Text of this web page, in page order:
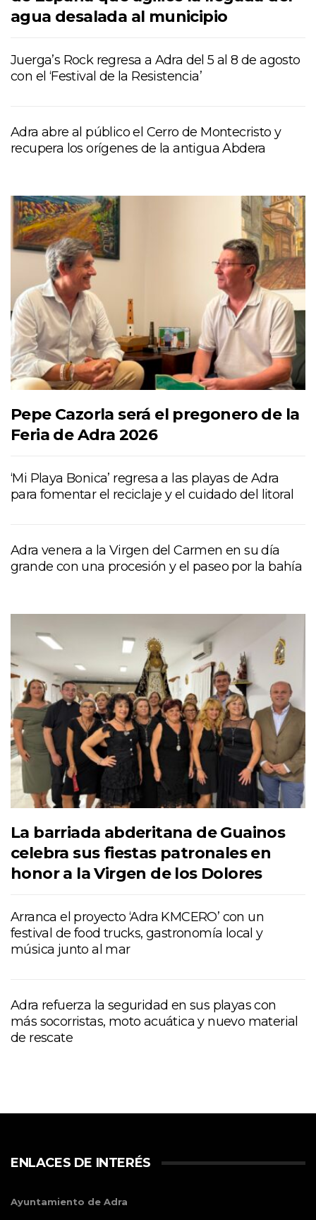
agua desalada al municipio
Juerga’s Rock regresa a Adra del 5 al 8 de agosto
con el ‘Festival de la Resistencia’
Adra abre al público el Cerro de Montecristo y
recupera los orígenes de la antigua Abdera
Pepe Cazorla será el pregonero de la
Feria de Adra 2026
‘Mi Playa Bonica’ regresa a las playas de Adra
para fomentar el reciclaje y el cuidado del litoral
Adra venera a la Virgen del Carmen en su día
grande con una procesión y el paseo por la bahía
La barriada abderitana de Guainos
celebra sus fiestas patronales en
honor a la Virgen de los Dolores
Arranca el proyecto ‘Adra KMCERO’ con un
festival de food trucks, gastronomía local y
música junto al mar
Adra refuerza la seguridad en sus playas con
más socorristas, moto acuática y nuevo material
de rescate
ENLACES DE INTERÉS
Ayuntamiento de Adra